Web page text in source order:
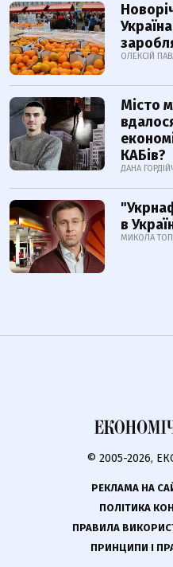
ОЛЕКСІЙ
Місто
КАБів?
ДАНА
в
МИКОЛА
© 2005-2026,
РЕКЛАМА НА
ПОЛІТИКА
ПРАВИЛА
ПРИНЦИПИ І